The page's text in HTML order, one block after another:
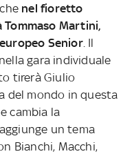
nel fioretto
Tommaso Martini,
Senior. Il
gara individuale
tirerà Giulio
del mondo in questa
cambia la
un tema
Bianchi, Macchi,